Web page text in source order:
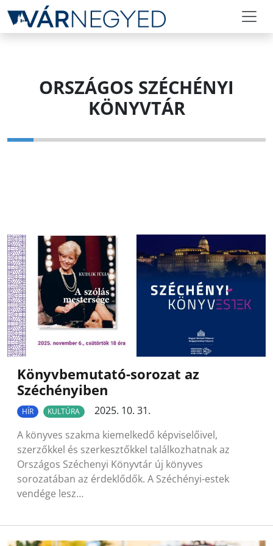
ORSZÁGOS SZÉCHÉNYI
KÖNYVTÁR
Könyvbemutató-sorozat az
Széchényiben
HÍR KULTÚRA
2025. 10. 31.
A könyves szakma kiemelkedő képviselőivel,
szerzőkkel és szerkesztőkkel találkozhatnak az
Országos Széchenyi Könyvtár új könyves
sorozatában az érdeklődők. A Széchényi-estek
vendége lesz…